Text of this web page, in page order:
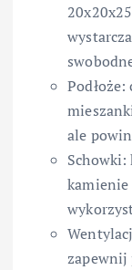
ale
Schowki:
zapewnij